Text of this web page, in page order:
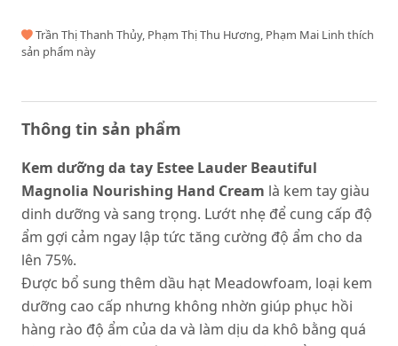
Trần Thị Thanh Thủy, Phạm Thị Thu Hương, Phạm Mai Linh thích
sản phẩm này
Thông tin sản phẩm
Kem dưỡng da tay Estee Lauder Beautiful
Magnolia Nourishing Hand Cream là kem tay giàu
dinh dưỡng và sang trọng. Lướt nhẹ để cung cấp độ
ẩm gợi cảm ngay lập tức tăng cường độ ẩm cho da
lên 75%.
Được bổ sung thêm dầu hạt Meadowfoam, loại kem
dưỡng cao cấp nhưng không nhờn giúp phục hồi
hàng rào độ ẩm của da và làm dịu da khô bằng quá